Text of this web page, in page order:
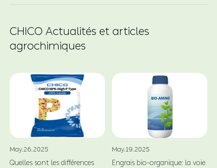
CHICO Actualités et articles
agrochimiques
May.26.2025
Quelles sont les différences
May.19.2025
Engrais bio-organique: la voie